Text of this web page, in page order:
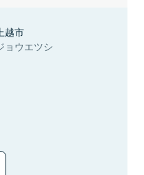
上越市
ョウエツシ